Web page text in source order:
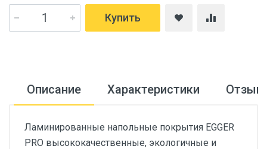
Купить
Описание Характеристики
Ламинированные напольные покрытия EGGER
PRO высококачественные, экологичные и